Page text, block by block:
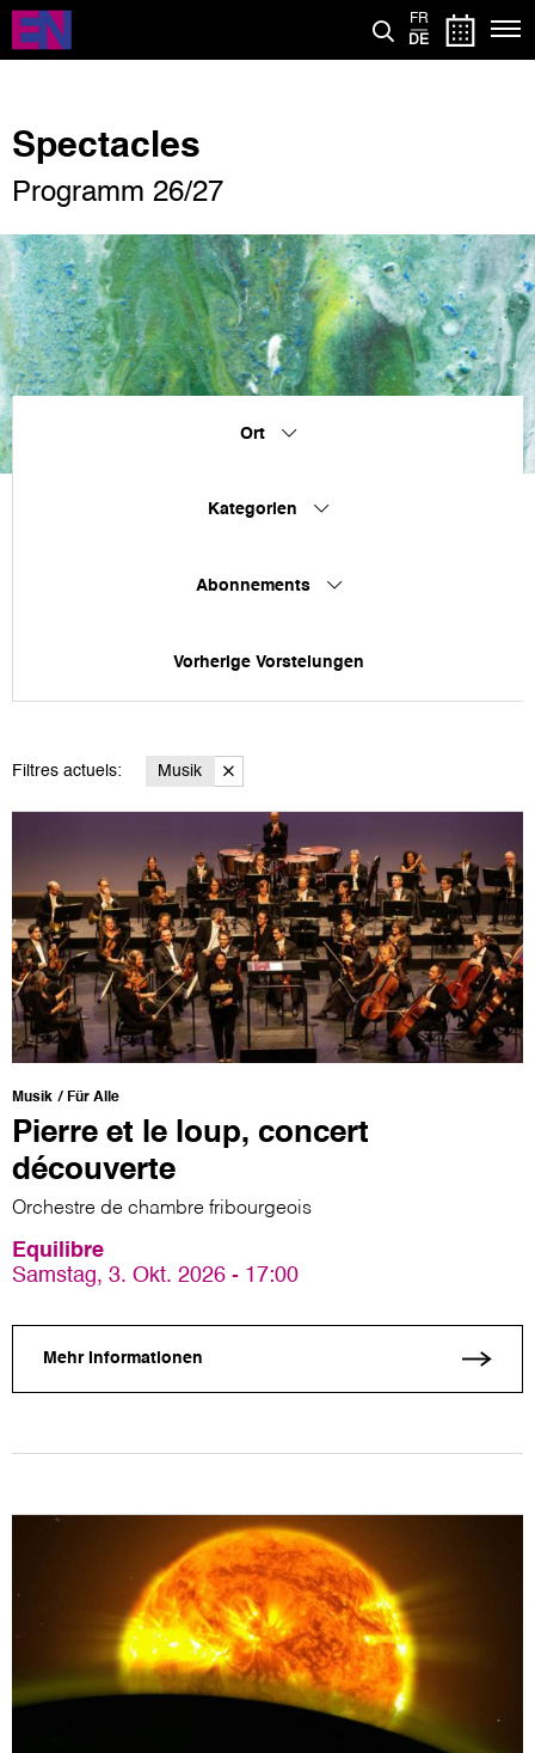
Direkt
zum
Inhalt
FR
DE
Spectacles
Programm 26/27
Ort
Kategorien
Abonnements
Vorherige Vorstelungen
Filtres actuels: Musik
Musik Für Alle
Pierre et le loup, concert
découverte
Orchestre de chambre fribourgeois
Equilibre
Samstag, 3. Okt. 2026 - 17:00
Mehr Informationen